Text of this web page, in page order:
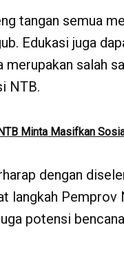
tangan semua
Edukasi juga
merupakan salah
NTB.
Minta Masifkan
dengan
langkah
potensi